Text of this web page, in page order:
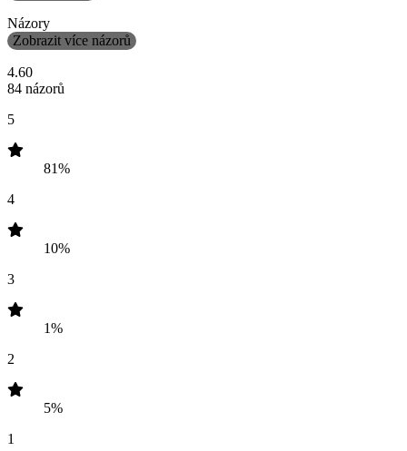
Názory
Zobrazit více názorů
4.60
84 názorů
5
81%
4
10%
3
1%
2
5%
1